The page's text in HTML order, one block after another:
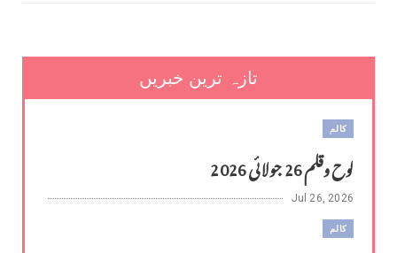
تازہ ترین خبریں
کالم
لوح وقلم 26 جولائی 2026
Jul 26, 2026
کالم